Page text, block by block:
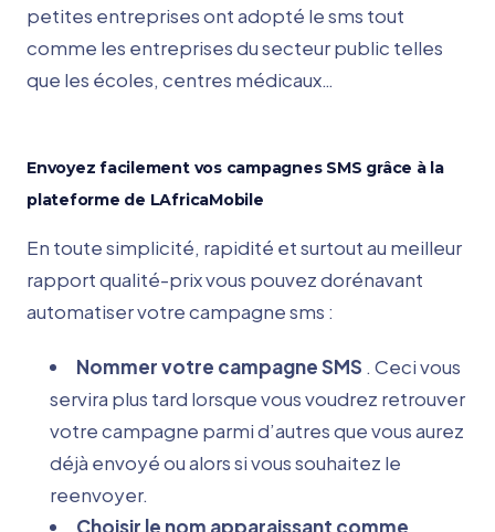
petites entreprises ont adopté le sms tout
comme les entreprises du secteur public telles
que les écoles, centres médicaux…
Envoyez facilement vos campagnes SMS grâce à la
plateforme de LAfricaMobile
En toute simplicité, rapidité et surtout au meilleur
rapport qualité-prix vous pouvez dorénavant
automatiser votre campagne sms :
Nommer votre campagne SMS . Ceci vous
servira plus tard lorsque vous voudrez retrouver
votre campagne parmi d’autres que vous aurez
déjà envoyé ou alors si vous souhaitez le
reenvoyer.
Choisir le nom apparaissant comme